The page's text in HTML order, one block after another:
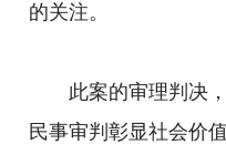
的关注。
此案的审理判决，
民事审判彰显社会价